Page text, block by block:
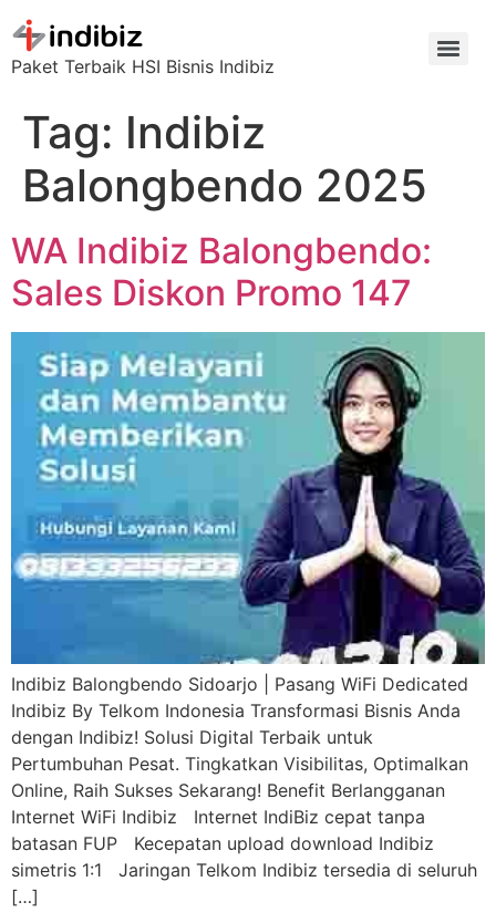
Paket Terbaik HSI Bisnis Indibiz
Tag: Indibiz
Balongbendo 2025
WA Indibiz Balongbendo:
Sales Diskon Promo 147
Indibiz Balongbendo Sidoarjo | Pasang WiFi Dedicated
Indibiz By Telkom Indonesia Transformasi Bisnis Anda
dengan Indibiz! Solusi Digital Terbaik untuk
Pertumbuhan Pesat. Tingkatkan Visibilitas, Optimalkan
Online, Raih Sukses Sekarang! Benefit Berlangganan
Internet WiFi Indibiz Internet IndiBiz cepat tanpa
batasan FUP Kecepatan upload download Indibiz
simetris 1:1 Jaringan Telkom Indibiz tersedia di seluruh
[…]